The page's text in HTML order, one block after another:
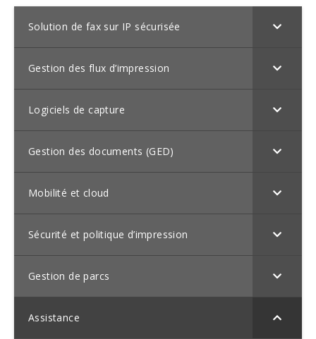
Solution de fax sur IP sécurisée
Gestion des flux d’impression
Logiciels de capture
Gestion des documents (GED)
Mobilité et cloud
Sécurité et politique d’impression
Gestion de parcs
Assistance